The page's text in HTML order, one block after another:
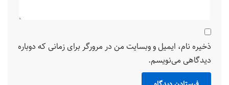
ذخیره نام، ایمیل و وبسایت من در مرورگر برای زمانی که دوباره
دیدگاهی می‌نویسم.